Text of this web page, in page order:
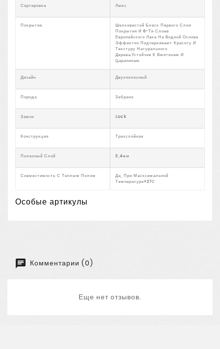
Сортировка Люкс
Покрытие
Шелковистой Блеск Первого Слоя
Покрытия И 6-Ти Слоев
Европейского Лака На Водной Основе
Эффектно Подчеркивают Красоту И
Текстуру Натурального
Дерева.Устойчив К Вмятинам И
Царапинам.
Дизайн Двухполосный
Порода Зебрано
Замок Lock
Конструкция Трехслойная
Полезный Слой 3,4мм
Совместимость С Теплым Полом
Да, При Масксимальной
Температуре+27С
Особые артикулы
Комментарии (0)
Еще нет отзывов.